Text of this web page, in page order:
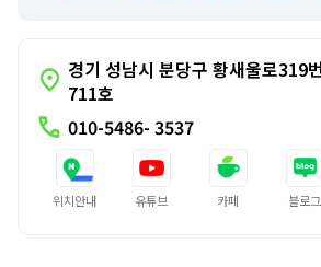
location_on 경기 성남시 분당구 황새울로319
711호
call 010-5486- 3537
위치안내 유튜브 카페 블로그